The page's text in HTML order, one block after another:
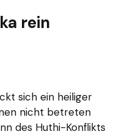
rein
sich ein heiliger
nicht betreten
des Huthi-Konflikts